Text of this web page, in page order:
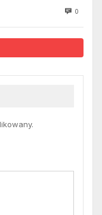
0